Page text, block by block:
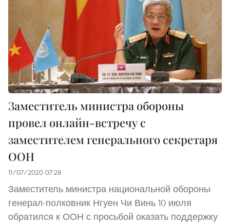
Заместитель министра обороны
провел онлайн-встречу с
заместителем генерального секретаря
ООН
11/07/2020 07:28
Заместитель министра национальной обороны
генерал-полковник Нгуен Чи Винь 10 июля
обратился к ООН с просьбой оказать поддержку